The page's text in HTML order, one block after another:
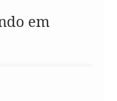
em